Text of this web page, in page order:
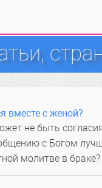
вместе с женой?
не быть
с Богом
молитве в